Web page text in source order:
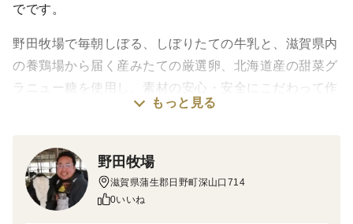
でです。
野田牧場で毎朝しぼる、しぼりたての牛乳と、滋賀県内
の養鶏場から届く産みたての厳選卵、北海道産の甜菜グ
ラニュー糖を使用し、素材の安心・安全にこだわって作
のある味わいが特徴です。
お子様からご年配の方まで、幅広い世代に親しまれるや
さしい美味しさに仕上げています。
もっと見る
野田牧場
滋賀県蒲生郡日野町深山口714
0いいね